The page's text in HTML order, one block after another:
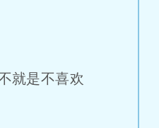
就是不喜欢